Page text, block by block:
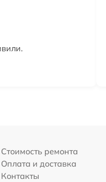
Стоимость ремонта
Оплата и доставка
Контакты